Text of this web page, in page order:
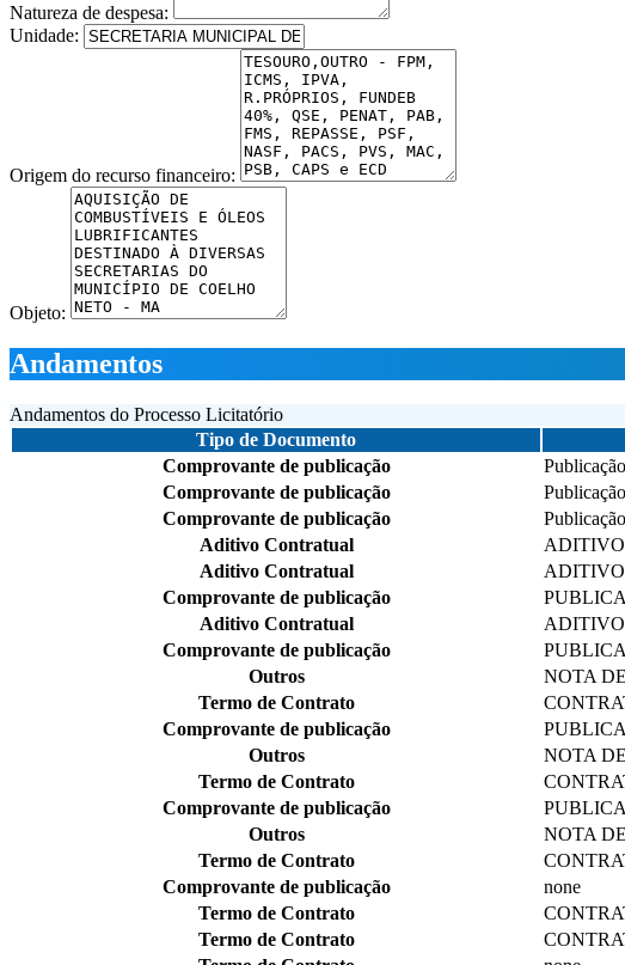
Natureza de despesa:
Unidade:
Origem do recurso financeiro:
Objeto:
Andamentos
Andamentos do Processo Licitatório
Tipo de Documento
Comprovante de publicação
Comprovante de publicação
Comprovante de publicação
Aditivo Contratual
Aditivo Contratual
Comprovante de publicação
Aditivo Contratual
Comprovante de publicação
Outros
NOTA
Termo de Contrato
Comprovante de publicação
Outros
NOTA
Termo de Contrato
Comprovante de publicação
Outros
NOTA
Termo de Contrato
Comprovante de publicação
none
Termo de Contrato
Termo de Contrato